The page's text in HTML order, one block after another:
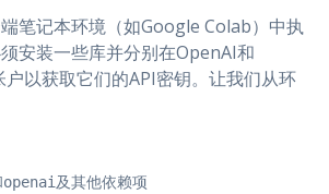
笔记本环境（如Google Colab）中执
安装一些库并分别在OpenAI和
以获取它们的API密钥。让我们从环
及其他依赖项